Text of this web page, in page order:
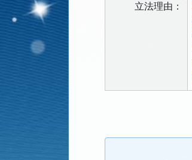
立法理由：
功